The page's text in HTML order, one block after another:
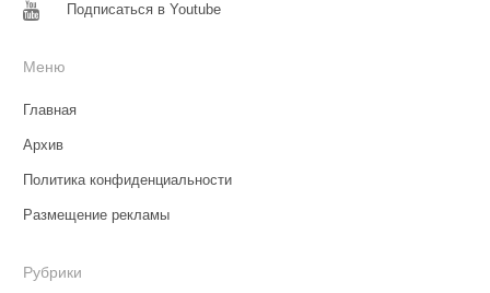
Подписаться в Youtube
Меню
Главная
Архив
Политика конфиденциальности
Размещение рекламы
Рубрики